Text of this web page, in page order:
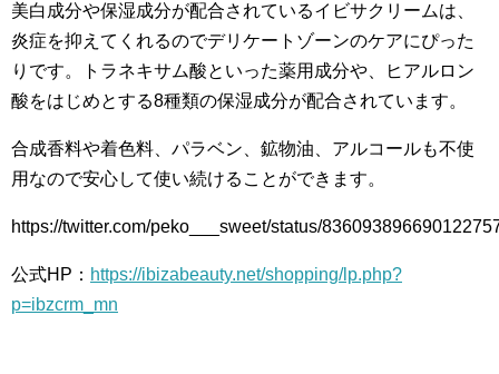
美白成分や保湿成分が配合されているイビサクリームは、
炎症を抑えてくれるのでデリケートゾーンのケアにぴった
りです。トラネキサム酸といった薬用成分や、ヒアルロン
酸をはじめとする8種類の保湿成分が配合されています。
合成香料や着色料、パラベン、鉱物油、アルコールも不使
用なので安心して使い続けることができます。
https://twitter.com/peko___sweet/status/
公式HP： https://ibizabeauty.net/shopping/lp.php?
p=ibzcrm_mn